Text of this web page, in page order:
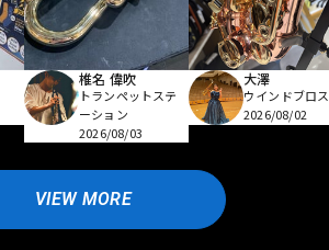
椎名 偉吹
トランペットステ
ーション
2026/08/03
大澤
ウインドブロス
2026/08/02
VIEW MORE